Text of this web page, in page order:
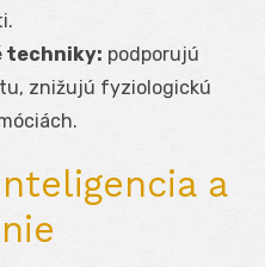
techniky: podporujú
znižujú fyziologickú
a